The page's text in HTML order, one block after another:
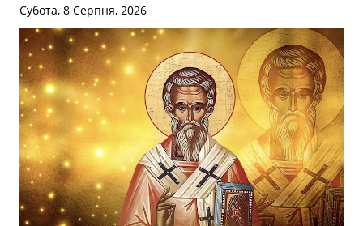
Субота, 8 Серпня, 2026